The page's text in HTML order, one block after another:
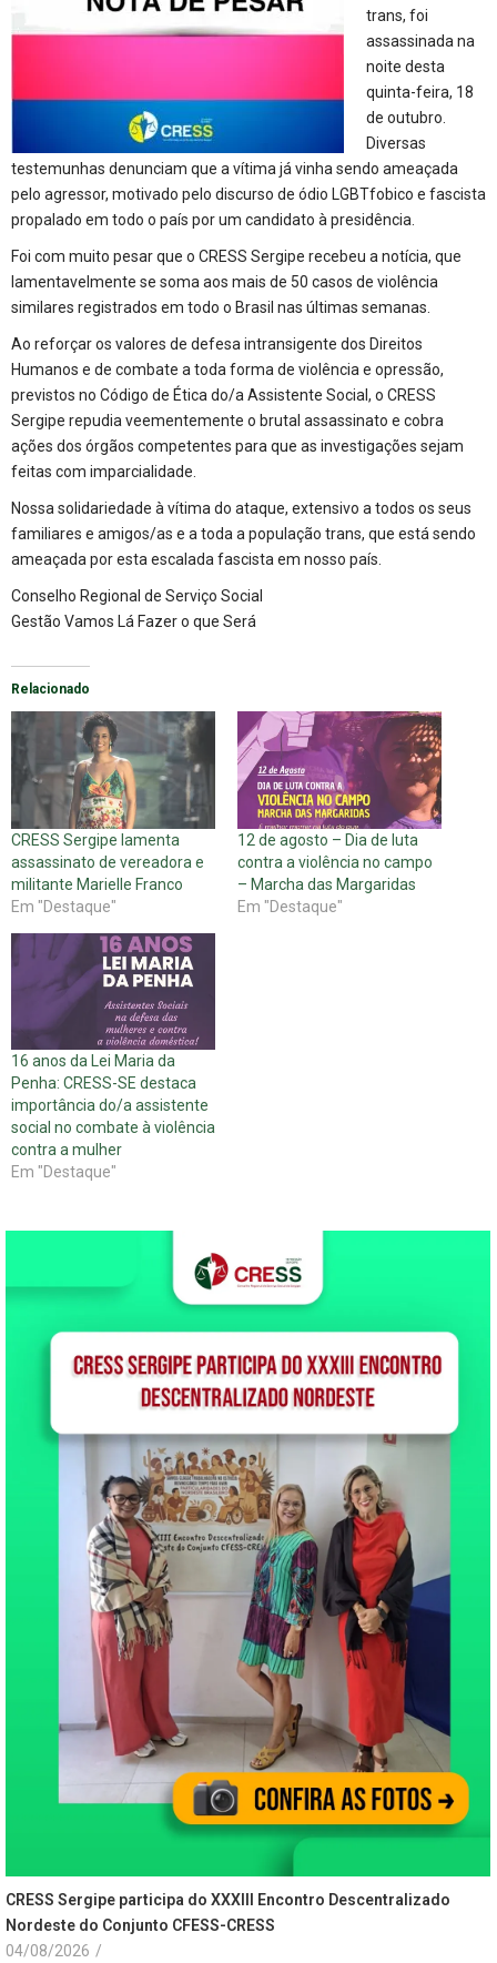
trans, foi
assassinada na
noite desta
quinta-feira, 18
de outubro.
Diversas
testemunhas denunciam que a vítima já vinha sendo ameaçada
pelo agressor, motivado pelo discurso de ódio LGBTfobico e fascista
propalado em todo o país por um candidato à presidência.
Foi com muito pesar que o CRESS Sergipe recebeu a notícia, que
lamentavelmente se soma aos mais de 50 casos de violência
similares registrados em todo o Brasil nas últimas semanas.
Ao reforçar os valores de defesa intransigente dos Direitos
Humanos e de combate a toda forma de violência e opressão,
previstos no Código de Ética do/a Assistente Social, o CRESS
Sergipe repudia veementemente o brutal assassinato e cobra
ações dos órgãos competentes para que as investigações sejam
feitas com imparcialidade.
Nossa solidariedade à vítima do ataque, extensivo a todos os seus
familiares e amigos/as e a toda a população trans, que está sendo
ameaçada por esta escalada fascista em nosso país.
Conselho Regional de Serviço Social
Gestão Vamos Lá Fazer o que Será
Relacionado
CRESS Sergipe lamenta
assassinato de vereadora e
militante Marielle Franco
Em "Destaque"
12 de agosto – Dia de luta
contra a violência no campo
– Marcha das Margaridas
Em "Destaque"
16 anos da Lei Maria da
Penha: CRESS-SE destaca
importância do/a assistente
social no combate à violência
contra a mulher
Em "Destaque"
CRESS Sergipe participa do XXXIII Encontro Descentralizado
Nordeste do Conjunto CFESS-CRESS
04/08/2026 /